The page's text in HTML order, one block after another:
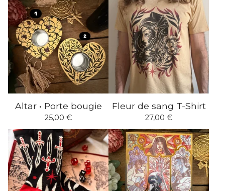
Altar • Porte bougie
25,00 €
Fleur de sang T-Shirt
27,00 €